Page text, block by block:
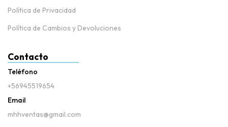
Política de Privacidad
Política de Cambios y Devoluciones
Contacto
Teléfono
+56945519654
Email
mhhventas@gmail.com